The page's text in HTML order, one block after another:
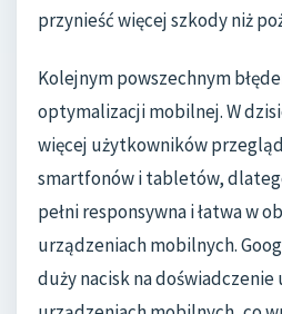
przynieść więcej szkody niż
Kolejnym powszechnym
optymalizacji mobilnej. W
więcej użytkowników
smartfonów i tabletów,
pełni responsywna i łatwa w
urządzeniach mobilnych.
duży nacisk na